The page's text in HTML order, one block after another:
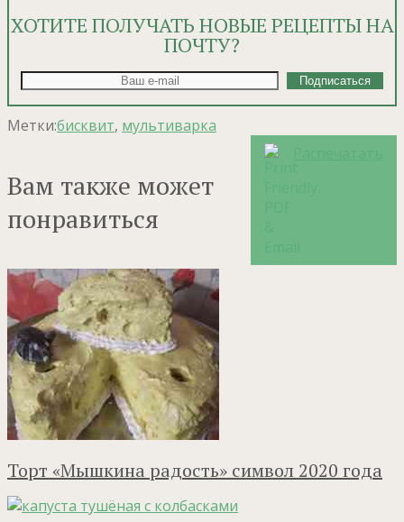
ХОТИТЕ ПОЛУЧАТЬ НОВЫЕ РЕЦЕПТЫ НА
ПОЧТУ?
Метки:бисквит, мультиварка
Вам также может
понравиться
Торт «Мышкина радость» символ 2020 года